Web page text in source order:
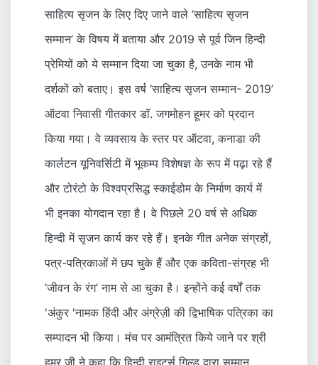
साहित्य सृजन के लिए दिए जाने वाले ’साहित्य सृजन
सम्मान’ के विषय में बताया और 2019 से पूर्व जिन हिन्दी
प्रेमियों को ये सम्मान दिया जा चुका है, उनके नाम भी
दर्शकों को बताए। इस वर्ष ‘साहित्य सृजन सम्मान- 2019’
ऑटवा निवासी गीतकार डॉ. जगमोहन हूमर को प्रदान
किया गया। वे व्यवसाय के स्तर पर ऑटवा, कनाडा की
कार्लटन यूनिवर्सिटी में भूकम्प विशेषज्ञ के रूप में पढ़ा रहे हैं
और टोरंटो के विश्वप्रसिद्ध स्काईडोम के निर्माण कार्य में
भी इनका योगदान रहा है। वे पिछले 20 वर्ष से अधिक
हिन्दी में सृजन कार्य कर रहे हैं। इनके गीत अनेक संग्रहों,
पत्र-पत्रिकाओं में छप चुके हैं और एक कविता-संग्रह भी
’जीवन के रंग’ नाम से आ चुका है। इन्होंने कई वर्षों तक
'अंकुर 'नामक हिंदी और अंग्रेज़ी की द्विभाषिक पत्रिका का
सम्पादन भी किया। मंच पर आमंत्रित किये जाने पर श्री